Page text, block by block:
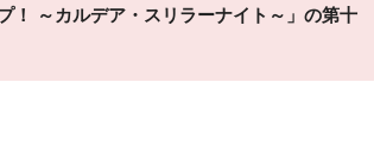
！ ～カルデア・スリラーナイト～」の第十